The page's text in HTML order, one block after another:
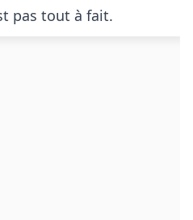
pas tout à fait.